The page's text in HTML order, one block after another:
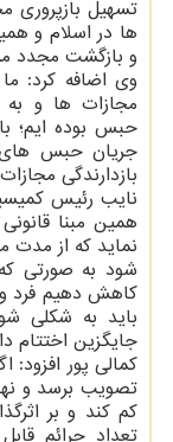
تسهیل بازپروری
ها در اسلام و
و بازگشت مجدد
وی اضافه كرد:
مجازات ها و
حبس بوده ایم؛
جریان حبس
بازدارندگی
نایب رئیس
همین مبنا
نماید كه از مدت
باید به شكلی
جایگزین اختتام
كمالی پور
تصویب برسد و
كم كند و بر